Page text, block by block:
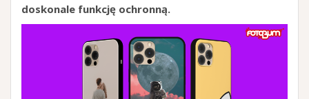
doskonale funkcję ochronną.